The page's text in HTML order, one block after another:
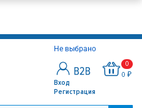
Не выбрано
Вход
Регистрация
0
0 ₽